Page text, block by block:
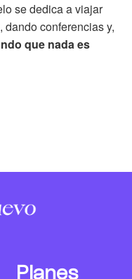
se dedica a viajar
conferencias y,
que nada es
Planes